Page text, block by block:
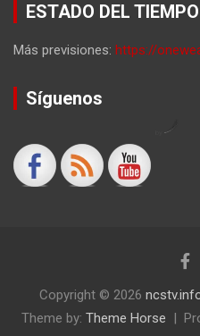
ESTADO DEL TIEMPO
Más previsiones: https://
Síguenos
Copyright © 2026
Theme by: Theme Horse